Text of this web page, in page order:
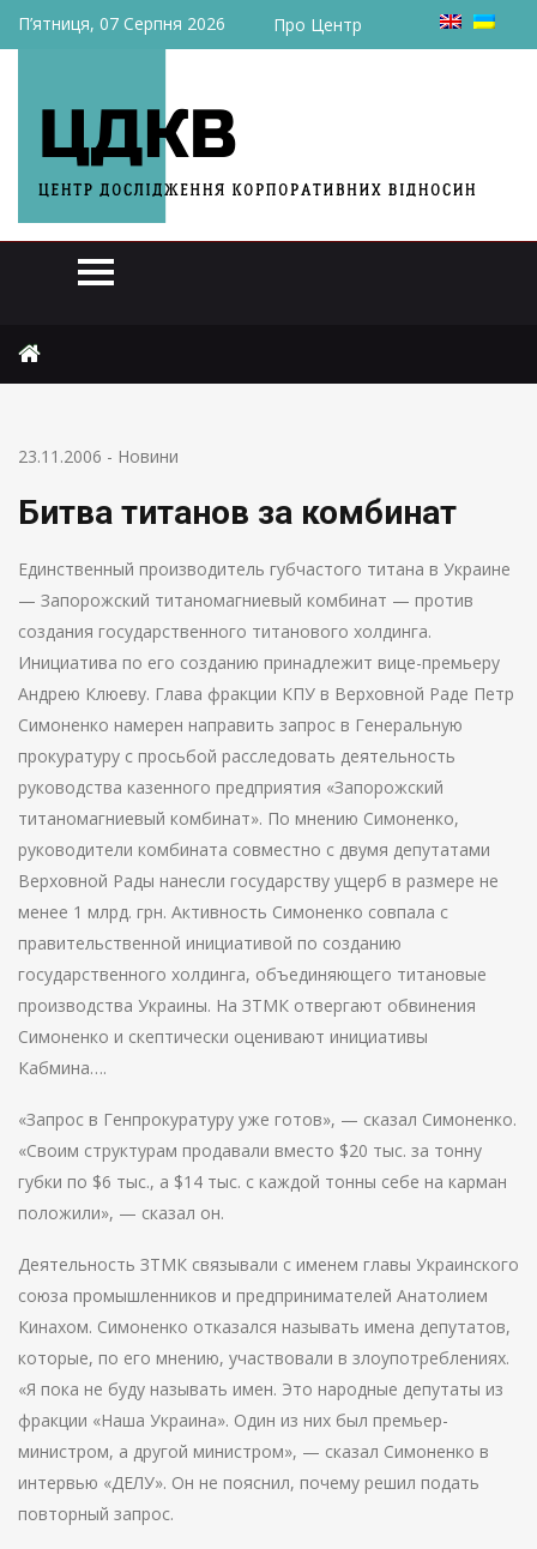
П’ятниця, 07 Серпня 2026 Про Центр
23.11.2006 - Новини
Битва титанов за комбинат
Единственный производитель губчастого титана в Украине
— Запорожский титаномагниевый комбинат — против
создания государственного титанового холдинга.
Инициатива по его созданию принадлежит вице-премьеру
Андрею Клюеву. Глава фракции КПУ в Верховной Раде Петр
Симоненко намерен направить запрос в Генеральную
прокуратуру с просьбой расследовать деятельность
руководства казенного предприятия «Запорожский
титаномагниевый комбинат». По мнению Симоненко,
руководители комбината совместно с двумя депутатами
Верховной Рады нанесли государству ущерб в размере не
менее 1 млрд. грн. Активность Симоненко совпала с
правительственной инициативой по созданию
государственного холдинга, объединяющего титановые
производства Украины. На ЗТМК отвергают обвинения
Симоненко и скептически оценивают инициативы
Кабмина….
«Запрос в Генпрокуратуру уже готов», — сказал Симоненко.
«Своим структурам продавали вместо $20 тыс. за тонну
губки по $6 тыс., а $14 тыс. с каждой тонны себе на карман
положили», — сказал он.
Деятельность ЗТМК связывали с именем главы Украинского
союза промышленников и предпринимателей Анатолием
Кинахом. Симоненко отказался называть имена депутатов,
которые, по его мнению, участвовали в злоупотреблениях.
«Я пока не буду называть имен. Это народные депутаты из
фракции «Наша Украина». Один из них был премьер-
министром, а другой министром», — сказал Симоненко в
интервью «ДЕЛУ». Он не пояснил, почему решил подать
повторный запрос.